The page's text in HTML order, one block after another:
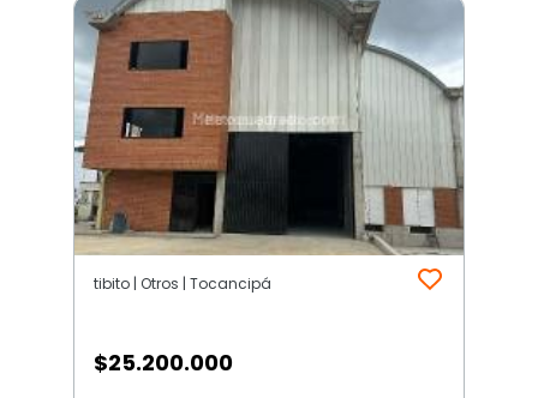
tibito | Otros | Tocancipá
$25.200.000